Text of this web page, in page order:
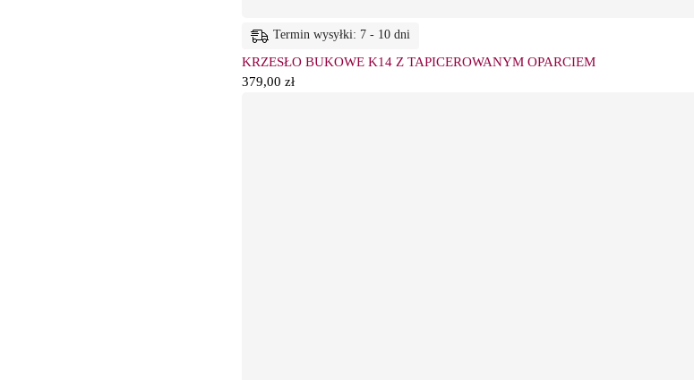
Termin wysyłki: 7 - 10 dni
KRZESŁO BUKOWE K14 Z TAPICEROWANYM OPARCIEM
379,00 zł